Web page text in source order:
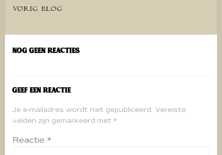
Bericht
navigatie
VORIG BLOG
Nog geen reacties
Geef een reactie
Je e-mailadres wordt niet gepubliceerd. Vereiste
velden zijn gemarkeerd met *
Reactie *